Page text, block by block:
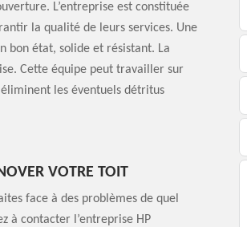
L’entreprise est constituée
la qualité de leurs services. Une
bon état, solide et résistant. La
Cette équipe peut travailler sur
les éventuels détritus
VOTRE TOIT
face à des problèmes de quel
à contacter l’entreprise HP